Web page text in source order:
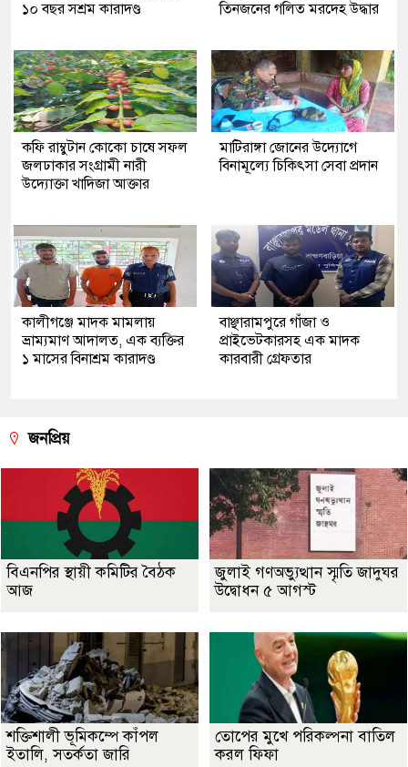
১০ বছর সশ্রম কারাদণ্ড
তিনজনের গলিত মরদেহ উদ্ধার
কফি রাম্বুটান কোকো চাষে সফল
জলঢাকার সংগ্রামী নারী
উদ্যোক্তা খাদিজা আক্তার
মাটিরাঙ্গা জোনের উদ্যোগে
বিনামূল্যে চিকিৎসা সেবা প্রদান
কালীগঞ্জে মাদক মামলায়
ভ্রাম্যমাণ আদালত, এক ব্যক্তির
১ মাসের বিনাশ্রম কারাদণ্ড
বাঞ্ছারামপুরে গাঁজা ও
প্রাইভেটকারসহ এক মাদক
কারবারী গ্রেফতার
জনপ্রিয়
বিএনপির স্থায়ী কমিটির বৈঠক
আজ
জুলাই গণঅভ্যুত্থান স্মৃতি জাদুঘর
উদ্বোধন ৫ আগস্ট
শক্তিশালী ভূমিকম্পে কাঁপল
ইতালি, সতর্কতা জারি
তোপের মুখে পরিকল্পনা বাতিল
করল ফিফা